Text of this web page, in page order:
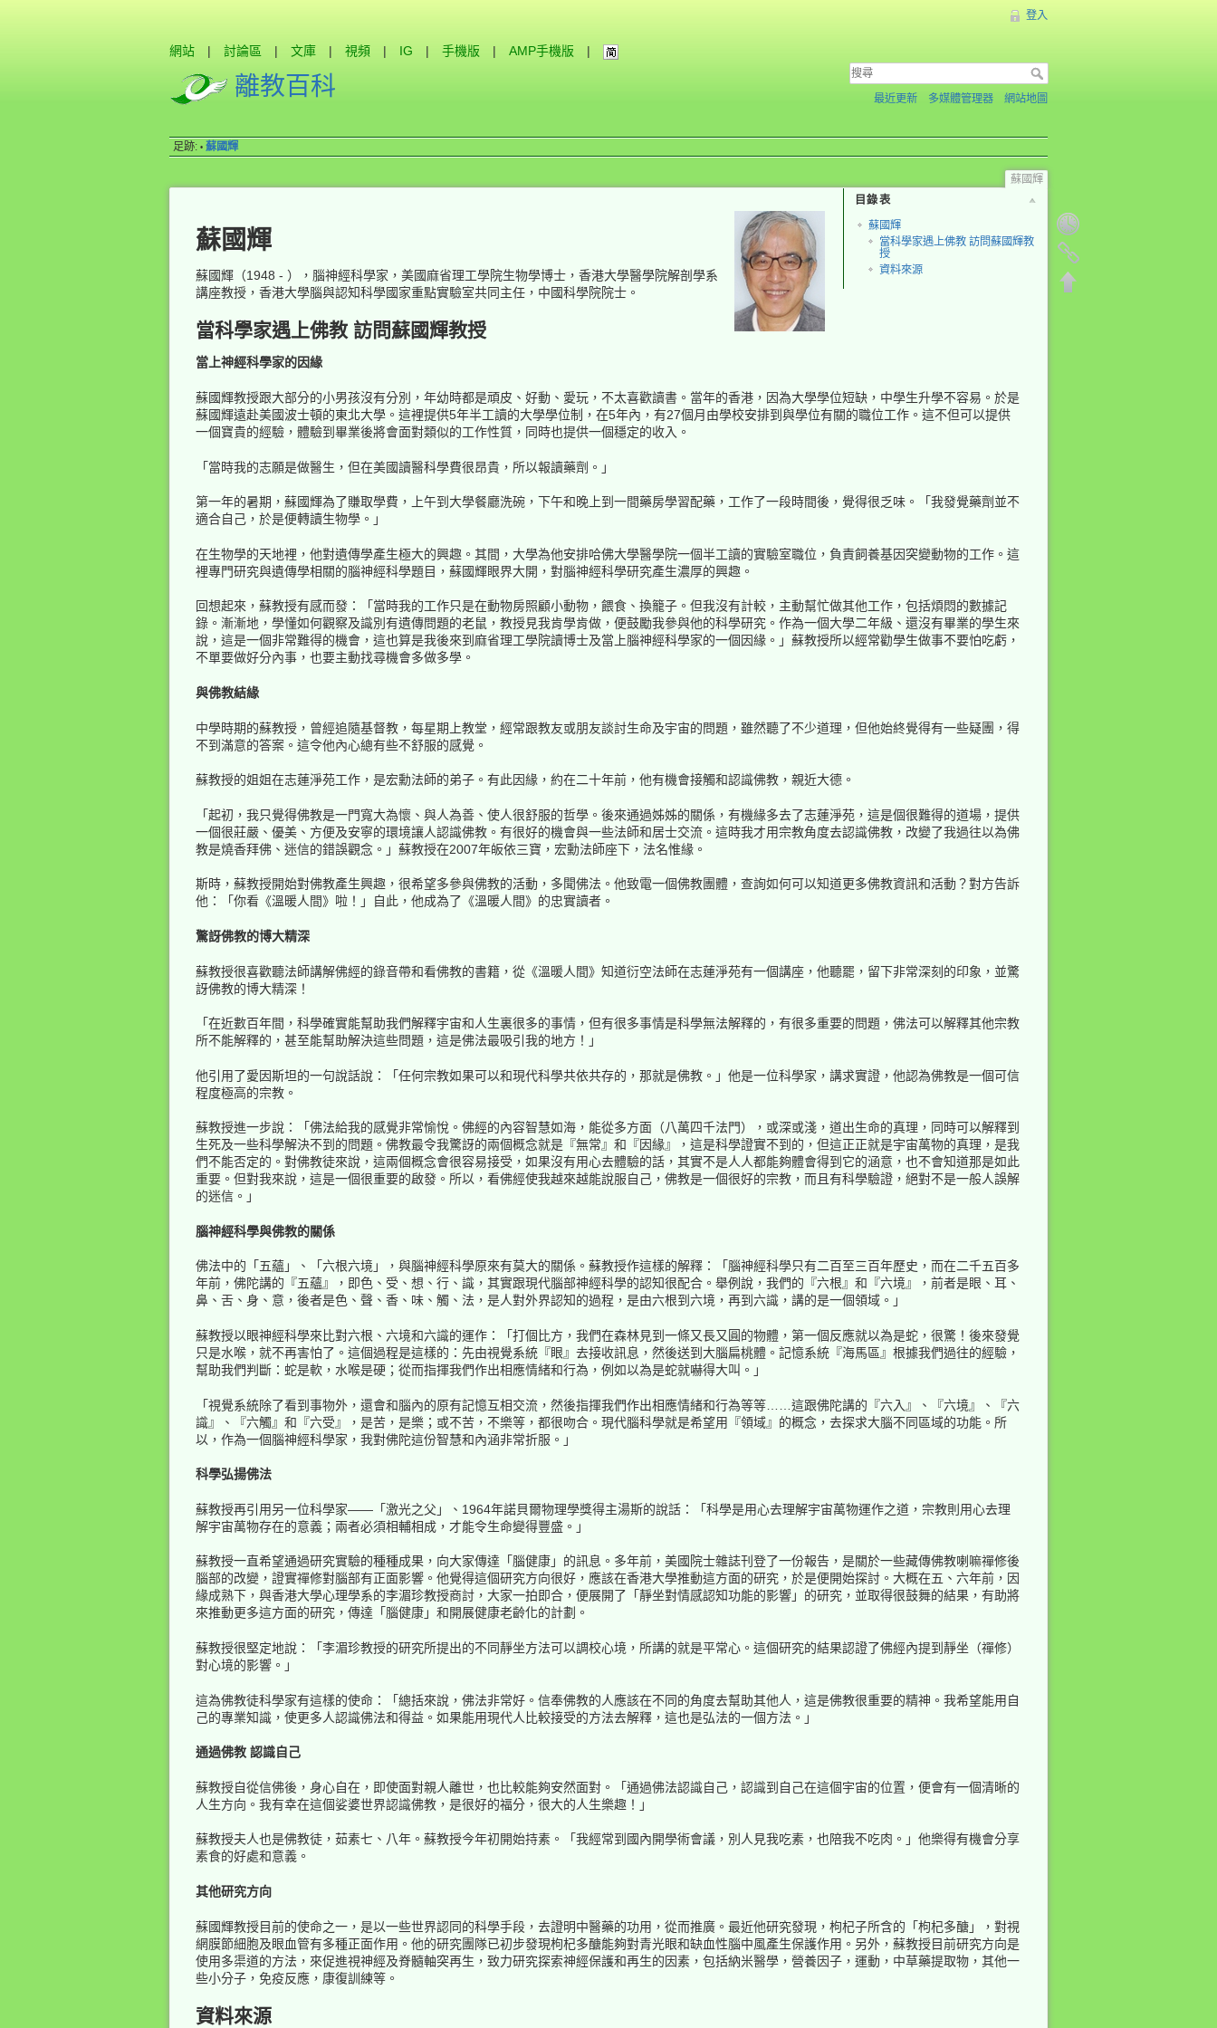
網站 | 討論區 | 文庫 | 視頻 | IG | 手機版 | AMP手機版 |
離教百科
登入
最近更新 多媒體管理器 網站地圖
足跡: • 蘇國輝
蘇國輝
目錄表
蘇國輝
當科學家遇上佛教 訪問蘇國輝教
授
資料來源
蘇國輝
蘇國輝（1948 - ），腦神經科學家，美國麻省理工學院生物學博士，香港大學醫學院解剖學系
講座教授，香港大學腦與認知科學國家重點實驗室共同主任，中國科學院院士。
當科學家遇上佛教 訪問蘇國輝教授
當上神經科學家的因緣
蘇國輝教授跟大部分的小男孩沒有分別，年幼時都是頑皮、好動、愛玩，不太喜歡讀書。當年的香港，因為大學學位短缺，中學生升學不容易。於是
蘇國輝遠赴美國波士頓的東北大學。這裡提供5年半工讀的大學學位制，在5年內，有27個月由學校安排到與學位有關的職位工作。這不但可以提供
一個寶貴的經驗，體驗到畢業後將會面對類似的工作性質，同時也提供一個穩定的收入。
「當時我的志願是做醫生，但在美國讀醫科學費很昂貴，所以報讀藥劑。」
第一年的暑期，蘇國輝為了賺取學費，上午到大學餐廳洗碗，下午和晚上到一間藥房學習配藥，工作了一段時間後，覺得很乏味。「我發覺藥劑並不
適合自己，於是便轉讀生物學。」
在生物學的天地裡，他對遺傳學產生極大的興趣。其間，大學為他安排哈佛大學醫學院一個半工讀的實驗室職位，負責飼養基因突變動物的工作。這
裡專門研究與遺傳學相關的腦神經科學題目，蘇國輝眼界大開，對腦神經科學研究產生濃厚的興趣。
回想起來，蘇教授有感而發：「當時我的工作只是在動物房照顧小動物，餵食、換籠子。但我沒有計較，主動幫忙做其他工作，包括煩悶的數據記
錄。漸漸地，學懂如何觀察及識別有遺傳問題的老鼠，教授見我肯學肯做，便鼓勵我參與他的科學研究。作為一個大學二年級、還沒有畢業的學生來
說，這是一個非常難得的機會，這也算是我後來到麻省理工學院讀博士及當上腦神經科學家的一個因緣。」蘇教授所以經常勸學生做事不要怕吃虧，
不單要做好分內事，也要主動找尋機會多做多學。
與佛教結緣
中學時期的蘇教授，曾經追隨基督教，每星期上教堂，經常跟教友或朋友談討生命及宇宙的問題，雖然聽了不少道理，但他始終覺得有一些疑團，得
不到滿意的答案。這令他內心總有些不舒服的感覺。
蘇教授的姐姐在志蓮淨苑工作，是宏勳法師的弟子。有此因緣，約在二十年前，他有機會接觸和認識佛教，親近大德。
「起初，我只覺得佛教是一門寬大為懷、與人為善、使人很舒服的哲學。後來通過姊姊的關係，有機緣多去了志蓮淨苑，這是個很難得的道場，提供
一個很莊嚴、優美、方便及安寧的環境讓人認識佛教。有很好的機會與一些法師和居士交流。這時我才用宗教角度去認識佛教，改變了我過往以為佛
教是燒香拜佛、迷信的錯誤觀念。」蘇教授在2007年皈依三寶，宏勳法師座下，法名惟緣。
斯時，蘇教授開始對佛教產生興趣，很希望多參與佛教的活動，多聞佛法。他致電一個佛教團體，查詢如何可以知道更多佛教資訊和活動？對方告訴
他：「你看《溫暖人間》啦！」自此，他成為了《溫暖人間》的忠實讀者。
驚訝佛教的博大精深
蘇教授很喜歡聽法師講解佛經的錄音帶和看佛教的書籍，從《溫暖人間》知道衍空法師在志蓮淨苑有一個講座，他聽罷，留下非常深刻的印象，並驚
訝佛教的博大精深！
「在近數百年間，科學確實能幫助我們解釋宇宙和人生裏很多的事情，但有很多事情是科學無法解釋的，有很多重要的問題，佛法可以解釋其他宗教
所不能解釋的，甚至能幫助解決這些問題，這是佛法最吸引我的地方！」
他引用了愛因斯坦的一句說話說：「任何宗教如果可以和現代科學共依共存的，那就是佛教。」他是一位科學家，講求實證，他認為佛教是一個可信
程度極高的宗教。
蘇教授進一步說：「佛法給我的感覺非常愉悅。佛經的內容智慧如海，能從多方面（八萬四千法門），或深或淺，道出生命的真理，同時可以解釋到
生死及一些科學解決不到的問題。佛教最令我驚訝的兩個概念就是『無常』和『因緣』，這是科學證實不到的，但這正正就是宇宙萬物的真理，是我
們不能否定的。對佛教徒來說，這兩個概念會很容易接受，如果沒有用心去體驗的話，其實不是人人都能夠體會得到它的涵意，也不會知道那是如此
重要。但對我來說，這是一個很重要的啟發。所以，看佛經使我越來越能說服自己，佛教是一個很好的宗教，而且有科學驗證，絕對不是一般人誤解
的迷信。」
腦神經科學與佛教的關係
佛法中的「五蘊」、「六根六境」，與腦神經科學原來有莫大的關係。蘇教授作這樣的解釋：「腦神經科學只有二百至三百年歷史，而在二千五百多
年前，佛陀講的『五蘊』，即色、受、想、行、識，其實跟現代腦部神經科學的認知很配合。舉例說，我們的『六根』和『六境』，前者是眼、耳、
鼻、舌、身、意，後者是色、聲、香、味、觸、法，是人對外界認知的過程，是由六根到六境，再到六識，講的是一個領域。」
蘇教授以眼神經科學來比對六根、六境和六識的運作：「打個比方，我們在森林見到一條又長又圓的物體，第一個反應就以為是蛇，很驚！後來發覺
只是水喉，就不再害怕了。這個過程是這樣的：先由視覺系統『眼』去接收訊息，然後送到大腦扁桃體。記憶系統『海馬區』根據我們過往的經驗，
幫助我們判斷：蛇是軟，水喉是硬；從而指揮我們作出相應情緒和行為，例如以為是蛇就嚇得大叫。」
「視覺系統除了看到事物外，還會和腦內的原有記憶互相交流，然後指揮我們作出相應情緒和行為等等……這跟佛陀講的『六入』、『六境』、『六
識』、『六觸』和『六受』，是苦，是樂；或不苦，不樂等，都很吻合。現代腦科學就是希望用『領域』的概念，去探求大腦不同區域的功能。所
以，作為一個腦神經科學家，我對佛陀這份智慧和內涵非常折服。」
科學弘揚佛法
蘇教授再引用另一位科學家——「激光之父」、1964年諾貝爾物理學獎得主湯斯的說話：「科學是用心去理解宇宙萬物運作之道，宗教則用心去理
解宇宙萬物存在的意義；兩者必須相輔相成，才能令生命變得豐盛。」
蘇教授一直希望通過研究實驗的種種成果，向大家傳達「腦健康」的訊息。多年前，美國院士雜誌刊登了一份報告，是關於一些藏傳佛教喇嘛禪修後
腦部的改變，證實禪修對腦部有正面影響。他覺得這個研究方向很好，應該在香港大學推動這方面的研究，於是便開始探討。大概在五、六年前，因
緣成熟下，與香港大學心理學系的李湄珍教授商討，大家一拍即合，便展開了「靜坐對情感認知功能的影響」的研究，並取得很鼓舞的結果，有助將
來推動更多這方面的研究，傳達「腦健康」和開展健康老齡化的計劃。
蘇教授很堅定地說：「李湄珍教授的研究所提出的不同靜坐方法可以調校心境，所講的就是平常心。這個研究的結果認證了佛經內提到靜坐（禪修）
對心境的影響。」
這為佛教徒科學家有這樣的使命：「總括來說，佛法非常好。信奉佛教的人應該在不同的角度去幫助其他人，這是佛教很重要的精神。我希望能用自
己的專業知識，使更多人認識佛法和得益。如果能用現代人比較接受的方法去解釋，這也是弘法的一個方法。」
通過佛教 認識自己
蘇教授自從信佛後，身心自在，即使面對親人離世，也比較能夠安然面對。「通過佛法認識自己，認識到自己在這個宇宙的位置，便會有一個清晰的
人生方向。我有幸在這個娑婆世界認識佛教，是很好的福分，很大的人生樂趣！」
蘇教授夫人也是佛教徒，茹素七、八年。蘇教授今年初開始持素。「我經常到國內開學術會議，別人見我吃素，也陪我不吃肉。」他樂得有機會分享
素食的好處和意義。
其他研究方向
蘇國輝教授目前的使命之一，是以一些世界認同的科學手段，去證明中醫藥的功用，從而推廣。最近他研究發現，枸杞子所含的「枸杞多醣」，對視
網膜節細胞及眼血管有多種正面作用。他的研究團隊已初步發現枸杞多醣能夠對青光眼和缺血性腦中風產生保護作用。另外，蘇教授目前研究方向是
使用多渠道的方法，來促進視神經及脊髓軸突再生，致力研究探索神經保護和再生的因素，包括納米醫學，營養因子，運動，中草藥提取物，其他一
些小分子，免疫反應，康復訓練等。
資料來源